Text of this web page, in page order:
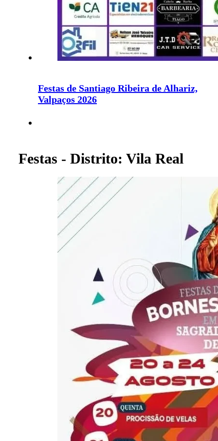
Festas de Santiago Ribeira de Alhariz,
Valpaços 2026
Festas - Distrito: Vila Real